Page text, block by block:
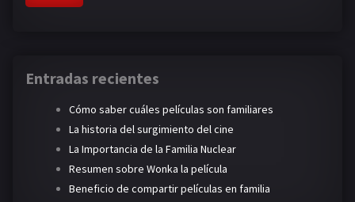
Entradas recientes
Cómo saber cuáles películas son familiares
La historia del surgimiento del cine
La Importancia de la Familia Nuclear
Resumen sobre Wonka la película
Beneficio de compartir películas en familia